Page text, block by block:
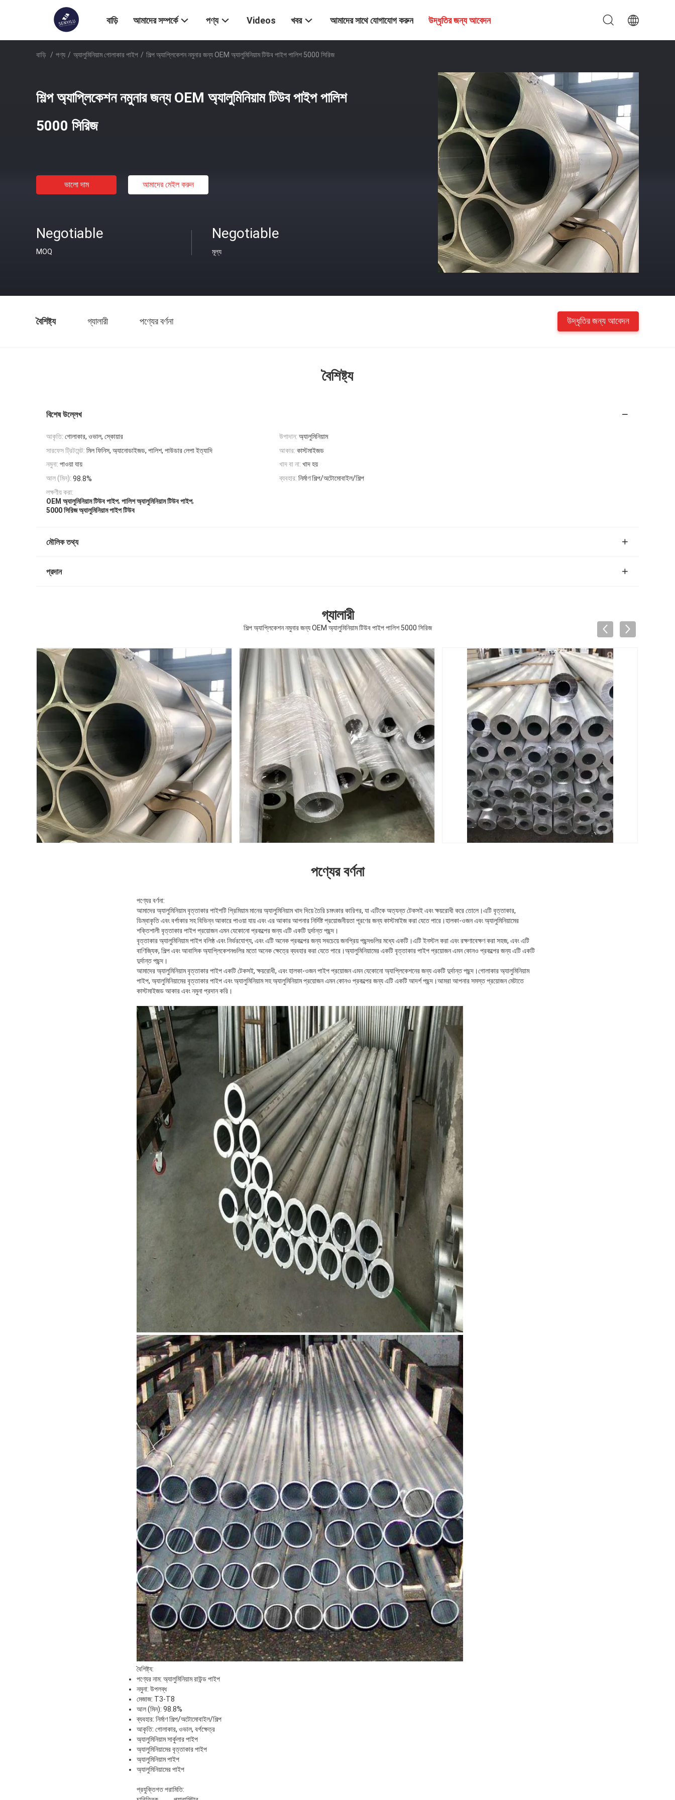
একটি বার্তা রেখে যান আমরা শীঘ্রই আপনাকে আবার কল করব!
জমা দিন
বাড়ি আমাদের সম্পর্কে পণ্য Videos খবর আমাদের সাথে যোগাযোগ করুন উদ্ধৃতির জন্য আবেদন
বাড়ি / পণ্য / অ্যালুমিনিয়াম গোলাকার পাইপ / শিল্প অ্যাপ্লিকেশন নমুনার জন্য OEM অ্যালুমিনিয়াম টিউব পাইপ পালিশ 5000 সিরিজ
শিল্প অ্যাপ্লিকেশন নমুনার জন্য OEM অ্যালুমিনিয়াম টিউব পাইপ পালিশ
5000 সিরিজ
ভালো দাম আমাদের মেইল ​​করুন
Negotiable
MOQ
Negotiable
মূল্য
বৈশিষ্ট্য গ্যালারী পণ্যের বর্ণনা উদ্ধৃতির জন্য আবেদন
বৈশিষ্ট্য
বিশেষ উল্লেখ
আকৃতি: গোলাকার, ওভাল, স্কোয়ার উপাদান: অ্যালুমিনিয়াম
সারফেস ট্রিটমেন্ট: মিল ফিনিস, অ্যানোডাইজড, পালিশ, পাউডার লেপা ইত্যাদি আকার: কাস্টমাইজড
নমুনা: পাওয়া যায় খাদ বা না: খাদ হয়
আল (মিন): 98.8% ব্যবহার: নির্মাণ শিল্প/অটোমোবাইল/শিল্প
লক্ষণীয় করা:
OEM অ্যালুমিনিয়াম টিউব পাইপ, পালিশ অ্যালুমিনিয়াম টিউব পাইপ,
5000 সিরিজ অ্যালুমিনিয়াম পাইপ টিউব
মৌলিক তথ্য
প্রদান
গ্যালারী
শিল্প অ্যাপ্লিকেশন নমুনার জন্য OEM অ্যালুমিনিয়াম টিউব পাইপ পালিশ 5000 সিরিজ
পণ্যের বর্ণনা
পণ্যের বর্ণনা:
আমাদের অ্যালুমিনিয়াম বৃত্তাকার পাইপটি প্রিমিয়াম মানের অ্যালুমিনিয়াম খাদ দিয়ে তৈরি চমৎকার কারিগর, যা এটিকে অত্যন্ত টেকসই এবং ক্ষয়রোধী করে তোলে।এটি বৃত্তাকার,
ডিম্বাকৃতি এবং বর্গাকার সহ বিভিন্ন আকারে পাওয়া যায় এবং এর আকার আপনার নির্দিষ্ট প্রয়োজনীয়তা পূরণের জন্য কাস্টমাইজ করা যেতে পারে।হালকা-ওজন এবং অ্যালুমিনিয়ামের
শক্তিশালী বৃত্তাকার পাইপ প্রয়োজন এমন যেকোনো প্রকল্পের জন্য এটি একটি দুর্দান্ত পছন্দ।
বৃত্তাকার অ্যালুমিনিয়াম পাইপ বলিষ্ঠ এবং নির্ভরযোগ্য, এবং এটি অনেক প্রকল্পের জন্য সবচেয়ে জনপ্রিয় পছন্দগুলির মধ্যে একটি।এটি ইনস্টল করা এবং রক্ষণাবেক্ষণ করা সহজ, এবং এটি
বাণিজ্যিক, শিল্প এবং আবাসিক অ্যাপ্লিকেশনগুলির মতো অনেক ক্ষেত্রে ব্যবহার করা যেতে পারে।অ্যালুমিনিয়ামের একটি বৃত্তাকার পাইপ প্রয়োজন এমন কোনও প্রকল্পের জন্য এটি একটি
দুর্দান্ত পছন্দ।
আমাদের অ্যালুমিনিয়াম বৃত্তাকার পাইপ একটি টেকসই, ক্ষয়রোধী, এবং হালকা-ওজন পাইপ প্রয়োজন এমন যেকোনো অ্যাপ্লিকেশনের জন্য একটি দুর্দান্ত পছন্দ।গোলাকার অ্যালুমিনিয়াম
পাইপ, অ্যালুমিনিয়ামের বৃত্তাকার পাইপ এবং অ্যালুমিনিয়াম সহ অ্যালুমিনিয়াম প্রয়োজন এমন কোনও প্রকল্পের জন্য এটি একটি আদর্শ পছন্দ।আমরা আপনার সমস্ত প্রয়োজন মেটাতে
কাস্টমাইজড আকার এবং নমুনা প্রদান করি।
বৈশিষ্ট্য:
পণ্যের নাম: অ্যালুমিনিয়াম রাউন্ড পাইপ
নমুনা: উপলব্ধ
মেজাজ: T3-T8
আল (মিন): 98.8%
ব্যবহার: নির্মাণ শিল্প/অটোমোবাইল/শিল্প
আকৃতি: গোলাকার, ওভাল, বর্গক্ষেত্র
অ্যালুমিনিয়াম সার্কুলার পাইপ
অ্যালুমিনিয়ামের বৃত্তাকার পাইপ
অ্যালুমিনিয়াম পাইপ
অ্যালুমিনিয়ামের পাইপ
প্রযুক্তিগত পরামিতি: